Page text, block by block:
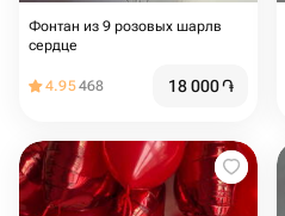
Фонтан из 9 розовых шарлв
сердце
4.95468 18 000֏